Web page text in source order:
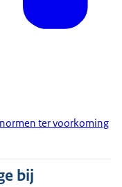
ter voorkoming
bij